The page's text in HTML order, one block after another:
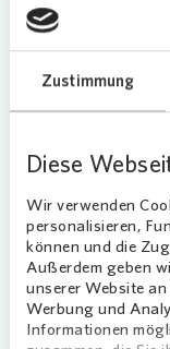
Zustimmung
Diese
Wir verwenden
personalisieren,
können und die
Außerdem geben
unserer Website
Werbung und
Informationen
Die Lesbar
Sie soll als
spontanen
Austausch
schaffen.
jederzeit
ausgelesene,
erhaltene
sie einfach ins